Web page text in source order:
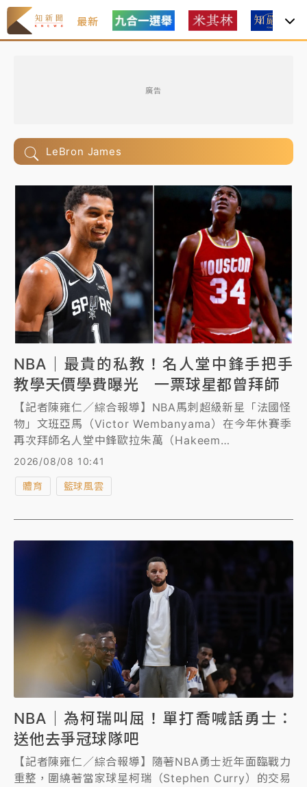
最新
廣告
LeBron James
NBA｜最貴的私教！名人堂中鋒手把手
教學天價學費曝光 一票球星都曾拜師
【記者陳雍仁／綜合報導】NBA馬刺超級新星「法國怪
物」文班亞馬（Victor Wembanyama）在今年休賽季
再次拜師名人堂中鋒歐拉朱萬（Hakeem
Olajuwon），精進自己的禁區進攻技能包，展現進步
達每周10萬美元（約台幣323萬元），堪稱是NBA最昂
2026/08/08 10:41
體育 籃球風雲
NBA｜為柯瑞叫屈！單打喬喊話勇士：
送他去爭冠球隊吧
【記者陳雍仁／綜合報導】隨著NBA勇士近年面臨戰力
重整，圍繞著當家球星柯瑞（Stephen Curry）的交易